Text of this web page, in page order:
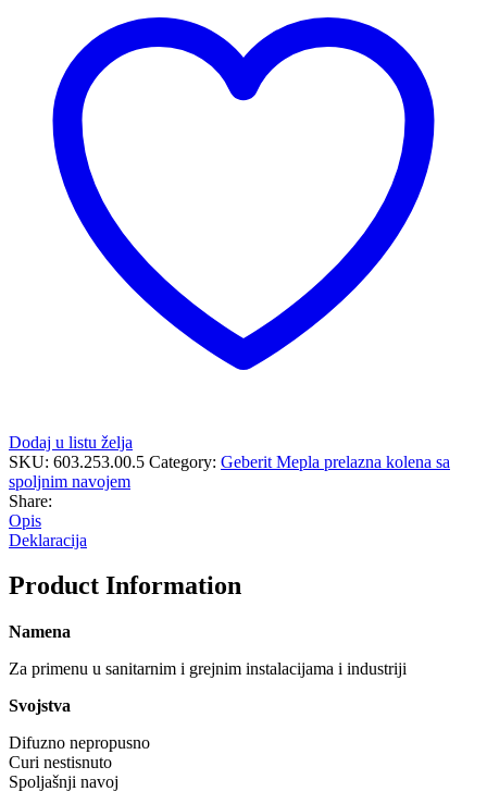
navojem
R3/4\"
količina
Dodaj u listu želja
SKU: 603.253.00.5 Category: Geberit Mepla prelazna kolena sa
spoljnim navojem
Share:
Opis
Deklaracija
Product Information
Namena
Za primenu u sanitarnim i grejnim instalacijama i industriji
Svojstva
Difuzno nepropusno
Curi nestisnuto
Spoljašnji navoj